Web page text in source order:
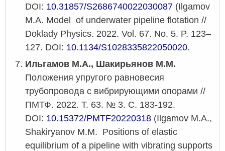
DOI: 10.31857/S2686740022030087 (Ilgamov
M.A. Model of underwater pipeline flotation //
Doklady Physics. 2022. Vol. 67. No. 5. P. 123–
127. DOI: 10.1134/S1028335822050020.
Ильгамов М.А., Шакирьянов М.М.
Положения упругого равновесия
трубопровода с вибрирующими опорами //
ПМТФ. 2022. Т. 63. № 3. С. 183-192.
DOI: 10.15372/PMTF20220318 (Ilgamov M.A.,
Shakiryanov M.M. Positions of elastic
equilibrium of a pipeline with vibrating supports